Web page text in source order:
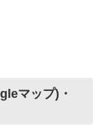
マップ)・